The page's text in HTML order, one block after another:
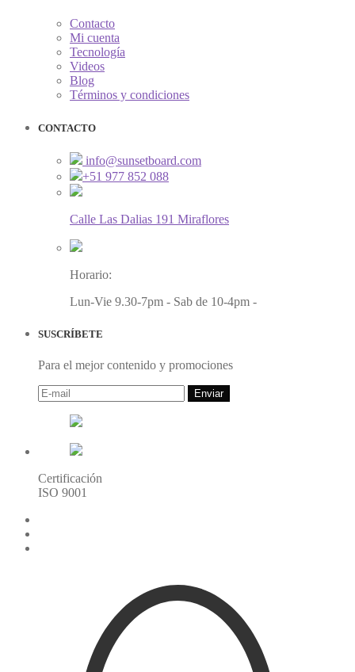
Contacto
Mi cuenta
Tecnología
Videos
Blog
Términos y condiciones
CONTACTO
info@sunsetboard.com
+51 977 852 088
Calle Las Dalias 191 Miraflores
Horario:
Lun-Vie 9.30-7pm - Sab de 10-4pm -
SUSCRÍBETE
Para el mejor contenido y promociones
Enviar
Certificación
ISO 9001